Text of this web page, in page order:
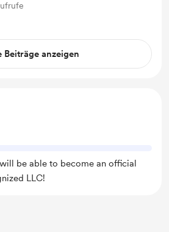
Beiträge anzeigen
be able to become an official
LLC!